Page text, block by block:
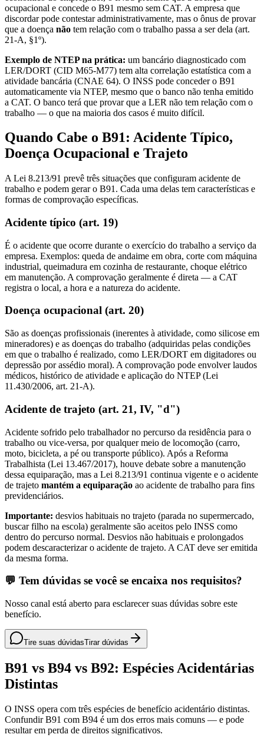
ocupacional e concede o B91 mesmo sem CAT. A empresa que
discordar pode contestar administrativamente, mas o ônus de provar
que a doença não tem relação com o trabalho passa a ser dela (art.
21-A, §1º).
Exemplo de NTEP na prática: um bancário diagnosticado com
LER/DORT (CID M65-M77) tem alta correlação estatística com a
atividade bancária (CNAE 64). O INSS pode conceder o B91
automaticamente via NTEP, mesmo que o banco não tenha emitido
a CAT. O banco terá que provar que a LER não tem relação com o
trabalho — o que na maioria dos casos é muito difícil.
Quando Cabe o B91: Acidente Típico,
Doença Ocupacional e Trajeto
A Lei 8.213/91 prevê três situações que configuram acidente de
trabalho e podem gerar o B91. Cada uma delas tem características e
formas de comprovação específicas.
Acidente típico (art. 19)
É o acidente que ocorre durante o exercício do trabalho a serviço da
empresa. Exemplos: queda de andaime em obra, corte com máquina
industrial, queimadura em cozinha de restaurante, choque elétrico
em manutenção. A comprovação geralmente é direta — a CAT
registra o local, a hora e a natureza do acidente.
Doença ocupacional (art. 20)
São as doenças profissionais (inerentes à atividade, como silicose em
mineradores) e as doenças do trabalho (adquiridas pelas condições
em que o trabalho é realizado, como LER/DORT em digitadores ou
depressão por assédio moral). A comprovação pode envolver laudos
médicos, histórico de atividade e aplicação do NTEP (Lei
11.430/2006, art. 21-A).
Acidente de trajeto (art. 21, IV, "d")
Acidente sofrido pelo trabalhador no percurso da residência para o
trabalho ou vice-versa, por qualquer meio de locomoção (carro,
moto, bicicleta, a pé ou transporte público). Após a Reforma
Trabalhista (Lei 13.467/2017), houve debate sobre a manutenção
dessa equiparação, mas a Lei 8.213/91 continua vigente e o acidente
de trajeto mantém a equiparação ao acidente de trabalho para fins
previdenciários.
Importante: desvios habituais no trajeto (parada no supermercado,
buscar filho na escola) geralmente são aceitos pelo INSS como
dentro do percurso normal. Desvios não habituais e prolongados
podem descaracterizar o acidente de trajeto. A CAT deve ser emitida
da mesma forma.
💬 Tem dúvidas se você se encaixa nos requisitos?
Nosso canal está aberto para esclarecer suas dúvidas sobre este
benefício.
Tire suas dúvidasTirar dúvidas
B91 vs B94 vs B92: Espécies Acidentárias
Distintas
O INSS opera com três espécies de benefício acidentário distintas.
Confundir B91 com B94 é um dos erros mais comuns — e pode
resultar em perda de direitos significativos.